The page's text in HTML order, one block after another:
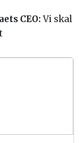
CEO:Vi skal